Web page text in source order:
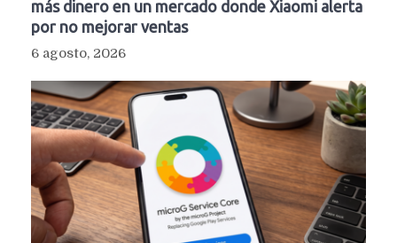
más dinero en un mercado donde Xiaomi alerta
por no mejorar ventas
6 agosto, 2026